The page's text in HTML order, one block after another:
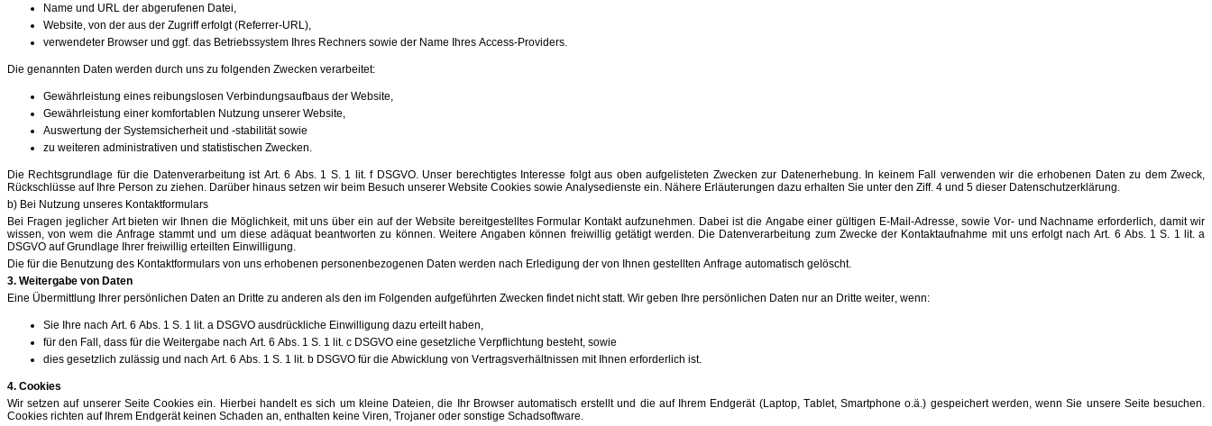
Name und URL der abgerufenen Datei,
Website, von der aus der Zugriff erfolgt (Referrer-URL),
verwendeter Browser und ggf. das Betriebssystem Ihres Rechners sowie der Name Ihres Access-Providers.
Die genannten Daten werden durch uns zu folgenden Zwecken verarbeitet:
Gewährleistung eines reibungslosen Verbindungsaufbaus der Website,
Gewährleistung einer komfortablen Nutzung unserer Website,
Auswertung der Systemsicherheit und -stabilität sowie
zu weiteren administrativen und statistischen Zwecken.
Die Rechtsgrundlage für die Datenverarbeitung ist Art. 6 Abs. 1 S. 1 lit. f DSGVO. Unser berechtigtes Interesse folgt aus oben aufgelisteten Zwecken zur Datenerhebung. In keinem Fall verwenden wir die erhobenen Daten zu dem Zweck,
Rückschlüsse auf Ihre Person zu ziehen. Darüber hinaus setzen wir beim Besuch unserer Website Cookies sowie Analysedienste ein. Nähere Erläuterungen dazu erhalten Sie unter den Ziff. 4 und 5 dieser Datenschutzerklärung.
b) Bei Nutzung unseres Kontaktformulars
Bei Fragen jeglicher Art bieten wir Ihnen die Möglichkeit, mit uns über ein auf der Website bereitgestelltes Formular Kontakt aufzunehmen. Dabei ist die Angabe einer gültigen E-Mail-Adresse, sowie Vor- und Nachname erforderlich, damit wir
wissen, von wem die Anfrage stammt und um diese adäquat beantworten zu können. Weitere Angaben können freiwillig getätigt werden. Die Datenverarbeitung zum Zwecke der Kontaktaufnahme mit uns erfolgt nach Art. 6 Abs. 1 S. 1 lit. a
DSGVO auf Grundlage Ihrer freiwillig erteilten Einwilligung.
Die für die Benutzung des Kontaktformulars von uns erhobenen personenbezogenen Daten werden nach Erledigung der von Ihnen gestellten Anfrage automatisch gelöscht.
3. Weitergabe von Daten
Eine Übermittlung Ihrer persönlichen Daten an Dritte zu anderen als den im Folgenden aufgeführten Zwecken findet nicht statt. Wir geben Ihre persönlichen Daten nur an Dritte weiter, wenn:
Sie Ihre nach Art. 6 Abs. 1 S. 1 lit. a DSGVO ausdrückliche Einwilligung dazu erteilt haben,
für den Fall, dass für die Weitergabe nach Art. 6 Abs. 1 S. 1 lit. c DSGVO eine gesetzliche Verpflichtung besteht, sowie
dies gesetzlich zulässig und nach Art. 6 Abs. 1 S. 1 lit. b DSGVO für die Abwicklung von Vertragsverhältnissen mit Ihnen erforderlich ist.
4. Cookies
Wir setzen auf unserer Seite Cookies ein. Hierbei handelt es sich um kleine Dateien, die Ihr Browser automatisch erstellt und die auf Ihrem Endgerät (Laptop, Tablet, Smartphone o.ä.) gespeichert werden, wenn Sie unsere Seite besuchen.
Cookies richten auf Ihrem Endgerät keinen Schaden an, enthalten keine Viren, Trojaner oder sonstige Schadsoftware.